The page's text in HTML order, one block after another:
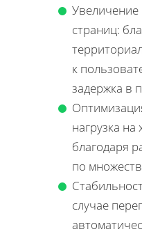
Увеличение
страниц:
к
задержка в
нагрузка на
благодаря
по
случае